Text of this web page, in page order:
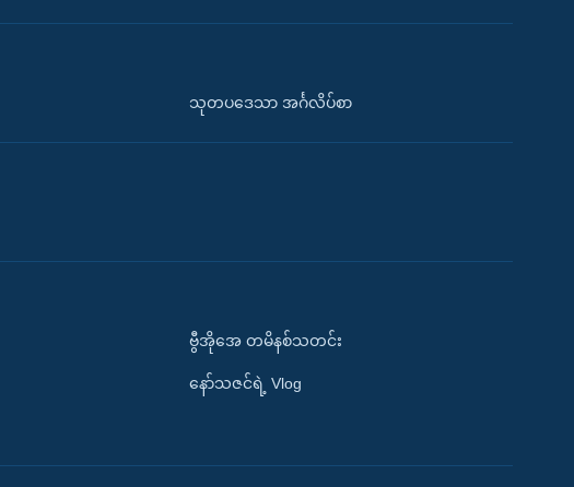
သုတပဒေသာ အင်္ဂလိပ်စာ
ဗွီအိုအေ တမိနစ်သတင်း
နော်သဇင်ရဲ့ Vlog